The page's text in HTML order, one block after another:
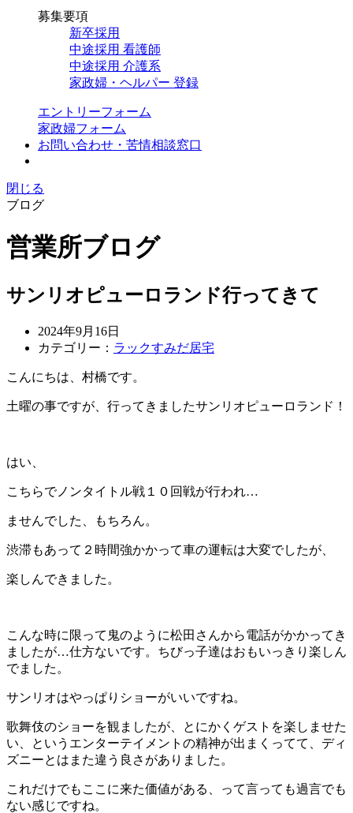
募集要項
新卒採用
中途採用 看護師
中途採用 介護系
家政婦・ヘルパー 登録
エントリーフォーム
家政婦フォーム
お問い合わせ・苦情相談窓口
閉じる
ブログ
営業所ブログ
サンリオピューロランド行ってきて
2024年9月16日
カテゴリー： ラックすみだ居宅
こんにちは、村橋です。
土曜の事ですが、行ってきましたサンリオピューロランド！
はい、
こちらでノンタイトル戦１０回戦が行われ…
ませんでした、もちろん。
渋滞もあって２時間強かかって車の運転は大変でしたが、
楽しんできました。
こんな時に限って鬼のように松田さんから電話がかかってき
ましたが…仕方ないです。ちびっ子達はおもいっきり楽しん
でました。
サンリオはやっぱりショーがいいですね。
歌舞伎のショーを観ましたが、とにかくゲストを楽しませた
い、というエンターテイメントの精神が出まくってて、ディ
ズニーとはまた違う良さがありました。
これだけでもここに来た価値がある、って言っても過言でも
ない感じですね。